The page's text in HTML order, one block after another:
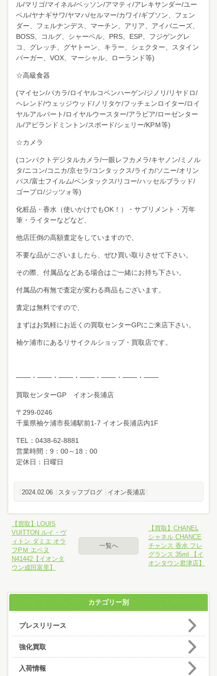
ル/マリゴ/マイネル/ベッソン/アマティ/アレキサンダー/ユー
ベル/ヤナギサワ/ヤマハ/セルマー/カワイ/ギブソン、フェン
ダー、フェルナンデス、マーチン、アリア、アイバニーズ、
BOSS、コルグ、シャーベル、PRS、ESP、フジゲングレ
コ、グレッチ、グヤトーン、キラー、シェクター、スタイン
バーガー、VOX、マーシャル、ローランド等)
☆高級食器
(マイセン/バカラ/ロイヤルコペンハーゲン/ジノリ/リヤドロ/
ヘレンド/ウェッジウッド/ノリタケ/フッチェンロイター/ロイ
ヤルアルバート/ロイヤルウースター/アラビア/ローゼンター
ル/アビランドミントン/スポード/シェリー/KPＭ等)
☆カメラ
(コンパクトデジタルカメラ/一眼レフカメラ/キヤノン/ミノル
タ/ニコン/コニカ/京セラ/コンタックス/ライカ/ソニー/オリン
パス/富士フイルム/ペンタックス/リコー/ハッセルブラッド/
ゴープロ/ジッツォ等)
化粧品・香水（使いかけでもOK！）・サプリメント・万年
筆・ライターなどなど、
他店圧倒の高額査定をしていますので、
不要な品がございましたら、ぜひ買い取りさせて下さい。
その際、付属品などある場合はご一緒にお持ち下さい。
付属品の有無で査定が変わる商品もございます。
査定は無料ですので、
まずはお気軽にお近くの買取センターGPにご来店下さい。
袖ケ浦市にあるリサイクルショップ・買取店です。
───・───・───・───・───・───・───
買取センターGP イオン長浦店
〒299-0246
千葉県袖ケ浦市長浦駅前1-7 イオン長浦店内1F
TEL：0438-62-8881
営業時間：9：00～18：00
定休日：日曜日
2024.02.06 スタッフブログ イオン長浦店
【買取】LOUIS
VUITTON ルイ・ヴ
ィトン ダミエ オラ
フPＭ エベヌ
N41442【イオンタ
ウン成田富里】
一覧へ
【買取】CHANEL
シャネル CHANCE
チャンス 香水 フレ
グランス 35ml 【イ
オンタウン君津店】
カテゴリー別
プレスリリース
強化買取
入荷情報